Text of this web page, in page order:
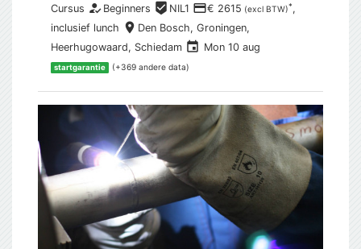
Cursus how_to_reg Beginners beenhere NIL1 payment€ 2615 (excl BTW)*,
inclusief lunch place Den Bosch, Groningen,
Heerhugowaard, Schiedam event Mon 10 aug
startgarantie (+369 andere data)